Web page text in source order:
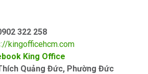
322 258
kingofficehcm.com
King Office
Quảng Đức, Phường Đức